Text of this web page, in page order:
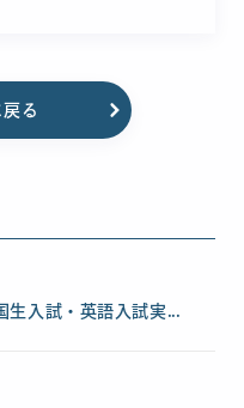
る
生入試・英語入試実...